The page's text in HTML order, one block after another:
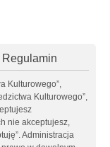
Kulturowego”,
Kulturowego”,
nie akceptujesz,
Administracja